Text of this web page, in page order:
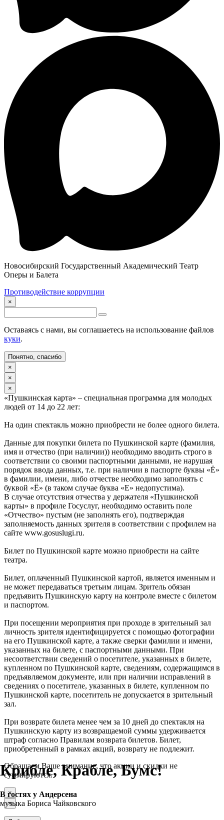
Крибле, Крабле, Бумс!
В гостях у Андерсена
музыка Бориса Чайковского
Новосибирский Государственный Академический Театр
Оперы и Балета
Противодействие коррупции
×
Оставаясь с нами, вы соглашаетесь на использование файлов
куки.
Понятно, спасибо
×
×
×
«Пушкинская карта» – специальная программа для молодых
людей от 14 до 22 лет:
На один спектакль можно приобрести не более одного билета.
Данные для покупки билета по Пушкинской карте (фамилия,
имя и отчество (при наличии)) необходимо вводить строго в
соответствии со своими паспортными данными, не нарушая
порядок ввода данных, т.е. при наличии в паспорте буквы «Ё»
в фамилии, имени, либо отчестве необходимо заполнять с
буквой «Ё» (в таком случае буква «Е» недопустима).
В случае отсутствия отчества у держателя «Пушкинской
карты» в профиле Госуслуг, необходимо оставить поле
«Отчество» пустым (не заполнять его), подтверждая
заполняемость данных зрителя в соответствии с профилем на
сайте www.gosuslugi.ru.
Билет по Пушкинской карте можно приобрести на сайте
театра.
Билет, оплаченный Пушкинской картой, является именным и
не может передаваться третьим лицам. Зритель обязан
предъявить Пушкинскую карту на контроле вместе с билетом
и паспортом.
При посещении мероприятия при проходе в зрительный зал
личность зрителя идентифицируется с помощью фотографии
на его Пушкинской карте, а также сверки фамилии и имени,
указанных на билете, с паспортными данными. При
несоответствии сведений о посетителе, указанных в билете,
купленном по Пушкинской карте, сведениям, содержащимся в
предъявляемом документе, или при наличии исправлений в
сведениях о посетителе, указанных в билете, купленном по
Пушкинской карте, посетитель не допускается в зрительный
зал.
При возврате билета менее чем за 10 дней до спектакля на
Пушкинскую карту из возвращаемой суммы удерживается
штраф согласно Правилам возврата билетов. Билет,
приобретенный в рамках акций, возврату не подлежит.
Обращаем Ваше внимание, что акции и скидки не
суммируются.
×
×